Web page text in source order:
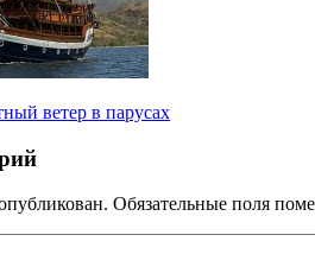
ветер в парусах
Обязательные поля